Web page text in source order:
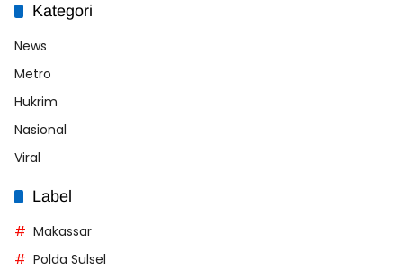
Kategori
News
Metro
Hukrim
Nasional
Viral
Label
Makassar
Polda Sulsel